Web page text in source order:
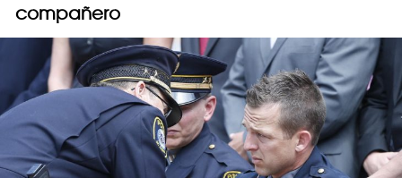
compañero